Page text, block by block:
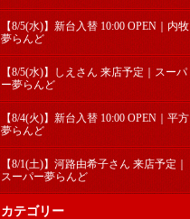
【8/5(水)】新台入替 10:00 OPEN｜内牧
夢らんど
【8/5(水)】しえさん 来店予定｜スーパ
ー夢らんど
【8/4(火)】新台入替 10:00 OPEN｜平方
夢らんど
【8/1(土)】河路由希子さん 来店予定｜
スーパー夢らんど
カテゴリー